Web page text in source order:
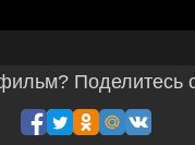
Поделитесь